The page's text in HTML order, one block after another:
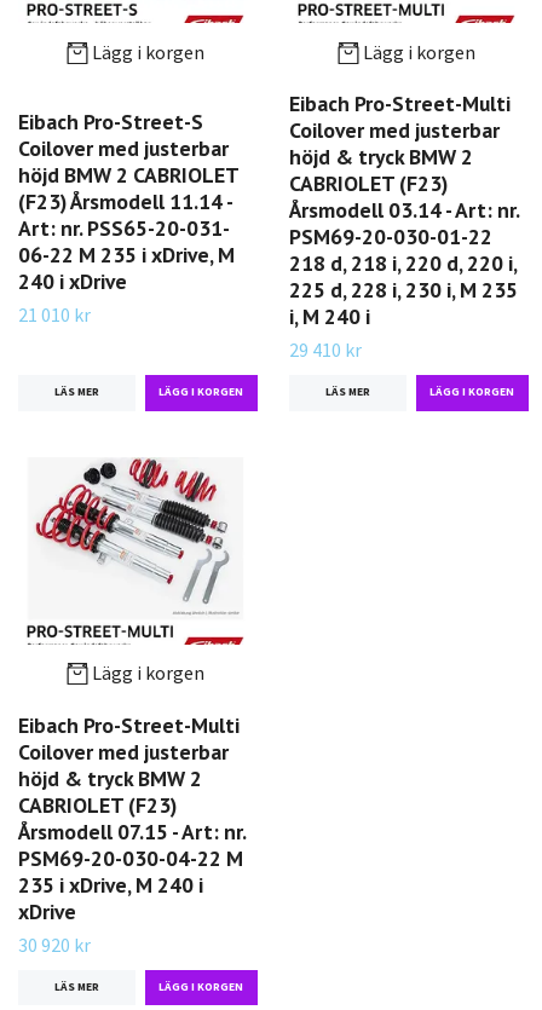
Lägg i korgen
Eibach Pro-Street-S
Coilover med justerbar
höjd BMW 2 CABRIOLET
(F23) Årsmodell 11.14 -
Art: nr. PSS65-20-031-
06-22 M 235 i xDrive, M
240 i xDrive
21 010 kr
LÄS MER
Lägg i korgen
Eibach Pro-Street-Multi
Coilover med justerbar
höjd & tryck BMW 2
CABRIOLET (F23)
Årsmodell 03.14 - Art: nr.
PSM69-20-030-01-22
218 d, 218 i, 220 d, 220 i,
225 d, 228 i, 230 i, M 235
i, M 240 i
29 410 kr
LÄS MER
Lägg i korgen
Eibach Pro-Street-Multi
Coilover med justerbar
höjd & tryck BMW 2
CABRIOLET (F23)
Årsmodell 07.15 - Art: nr.
PSM69-20-030-04-22 M
235 i xDrive, M 240 i
xDrive
30 920 kr
LÄS MER